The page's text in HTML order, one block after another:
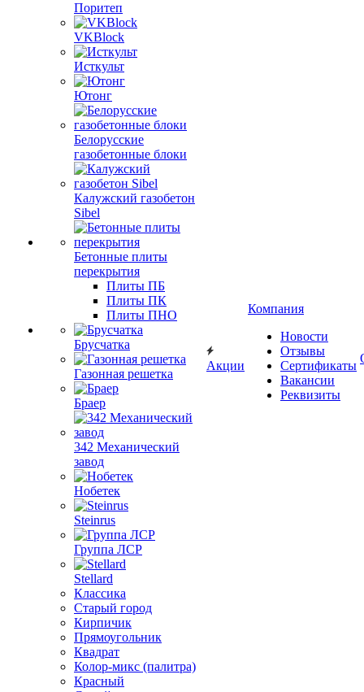
Поритеп
VKBlock
Исткульт
Ютонг
Белорусские
газобетонные блоки
Калужский газобетон
Sibel
Бетонные плиты
перекрытия
Плиты ПБ
Плиты ПК
Плиты ПНО
Брусчатка
Газонная решетка
Браер
342 Механический
завод
Нобетек
Steinrus
Группа ЛСР
Stellard
Классика
Старый город
Кирпичик
Прямоугольник
Квадрат
Колор-микс (палитра)
Красный
Акции
Компания
Новости
Отзывы
Сертификаты
Вакансии
Реквизиты